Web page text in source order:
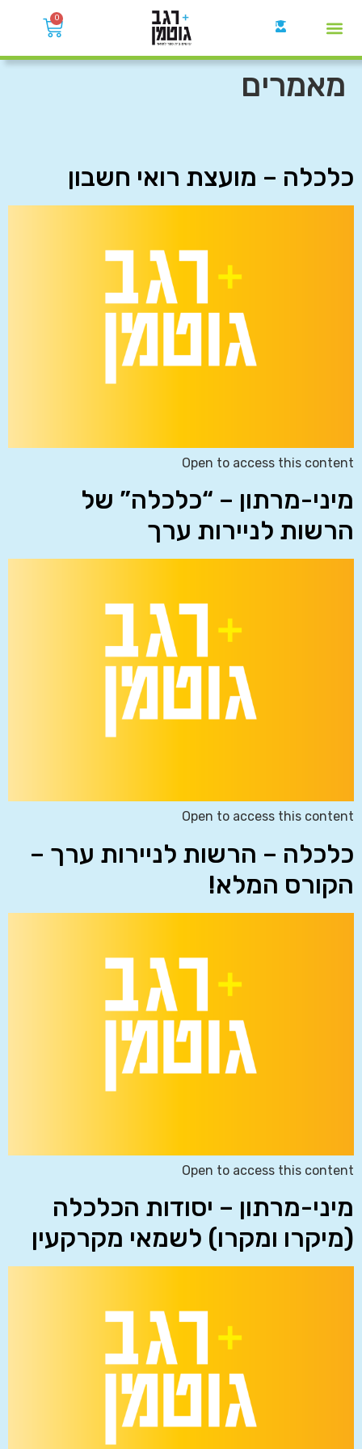
0
מאמרים
כלכלה – מועצת רואי חשבון
Open to access this content
מיני-מרתון – “כלכלה” של
הרשות לניירות ערך
Open to access this content
כלכלה – הרשות לניירות ערך –
הקורס המלא!
Open to access this content
מיני-מרתון – יסודות הכלכלה
(מיקרו ומקרו) לשמאי מקרקעין